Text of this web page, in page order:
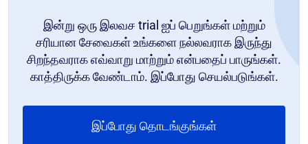
இன்று ஒரு இலவச trial ஐப் பெறுங்கள் மற்றும்
சரியான சேவைகள் உங்களை நல்லவராக இருந்து
சிறந்தவராக எவ்வாறு மாற்றும் என்பதைப் பாருங்கள்.
காத்திருக்க வேண்டாம். இப்போது செயல்படுங்கள்.
இப்போது தொடங்குங்கள்